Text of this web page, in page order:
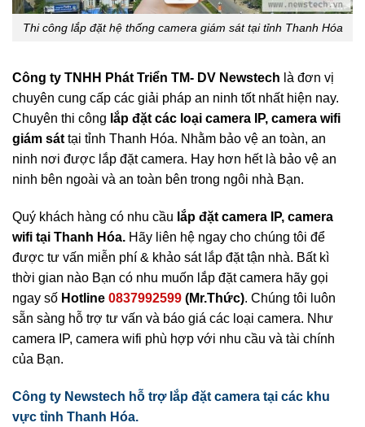
Thi công lắp đặt hệ thống camera giám sát tại tỉnh Thanh Hóa
Công ty TNHH Phát Triển TM- DV Newstech là đơn vị
chuyên cung cấp các giải pháp an ninh tốt nhất hiện nay.
Chuyên thi công lắp đặt các loại camera IP, camera wifi
giám sát tại tỉnh Thanh Hóa. Nhằm bảo vệ an toàn, an
ninh nơi được lắp đặt camera. Hay hơn hết là bảo vệ an
ninh bên ngoài và an toàn bên trong ngôi nhà Bạn.
Quý khách hàng có nhu cầu lắp đặt camera IP, camera
wifi tại Thanh Hóa. Hãy liên hệ ngay cho chúng tôi để
được tư vấn miễn phí & khảo sát lắp đặt tận nhà. Bất kì
thời gian nào Bạn có nhu muốn lắp đặt camera hãy gọi
ngay số Hotline 0837992599 (Mr.Thức). Chúng tôi luôn
sẵn sàng hỗ trợ tư vấn và báo giá các loại camera. Như
camera IP, camera wifi phù hợp với nhu cầu và tài chính
của Bạn.
Công ty Newstech hỗ trợ lắp đặt camera tại các khu
vực tỉnh Thanh Hóa.